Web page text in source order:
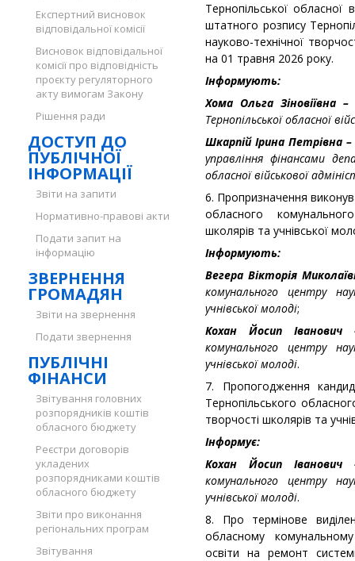
Експертний висновок
відповідальної комісії
Висновок відповідальної
комісії про відповідність
проєкту регуляторного
акту вимогам Закону
Рішення ради
ДОСТУП ДО
ПУБЛІЧНОЇ
ІНФОРМАЦІЇ
Звіти на запити
Нормативно-правові акти
Подати запит на
інформацію
ЗВЕРНЕННЯ
ГРОМАДЯН
Звіти на звернення
Подати звернення
ПУБЛІЧНІ
ФІНАНСИ
Звітування головних
розпорядників коштів
обласного бюджету
Реєстри договорів
укладених
розпорядниками коштів
обласного бюджету
Звіти про виконання
регіональних програм
Звітування
Тернопільської обласної
штатного розпису
науково-технічної
на 01 травня 2026 року.
Інформують:
Хома Ольга Зіновіївна
Тернопільської обласної
Шкарпій Ірина Петрівна –
управління фінансами
обласної військової
6. Пропризначення
обласного
школярів та учнівської
Інформують:
Вегера Вікторія
комунального центру
учнівської молоді;
Кохан Йосип
комунального центру
учнівської молоді.
7. Пропогодження
Тернопільського
творчості школярів та
Інформує:
Кохан Йосип
комунального центру
учнівської молоді.
8. Про термінове
обласному комунальному
освіти на ремонт